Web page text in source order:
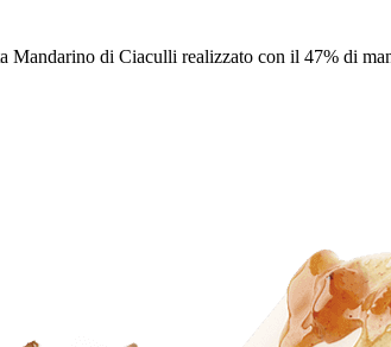
di Ciaculli realizzato con il 47% di